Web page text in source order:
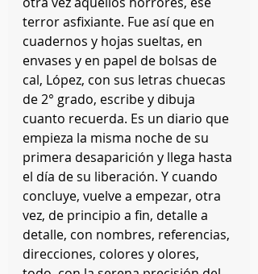
terror asfixiante. Fue así que en
cuadernos y hojas sueltas, en
envases y en papel de bolsas de
cal, López, con sus letras chuecas
de 2° grado, escribe y dibuja
cuanto recuerda. Es un diario que
empieza la misma noche de su
primera desaparición y llega hasta
el día de su liberación. Y cuando
concluye, vuelve a empezar, otra
vez, de principio a fin, detalle a
detalle, con nombres, referencias,
direcciones, colores y olores,